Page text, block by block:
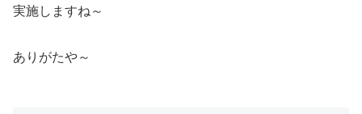
実施しますね～
ありがたや～